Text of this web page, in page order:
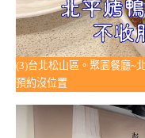
(3)台北松山區。聚園餐廳~
預約沒位置